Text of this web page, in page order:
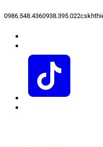
0986.548.4360938.395.022